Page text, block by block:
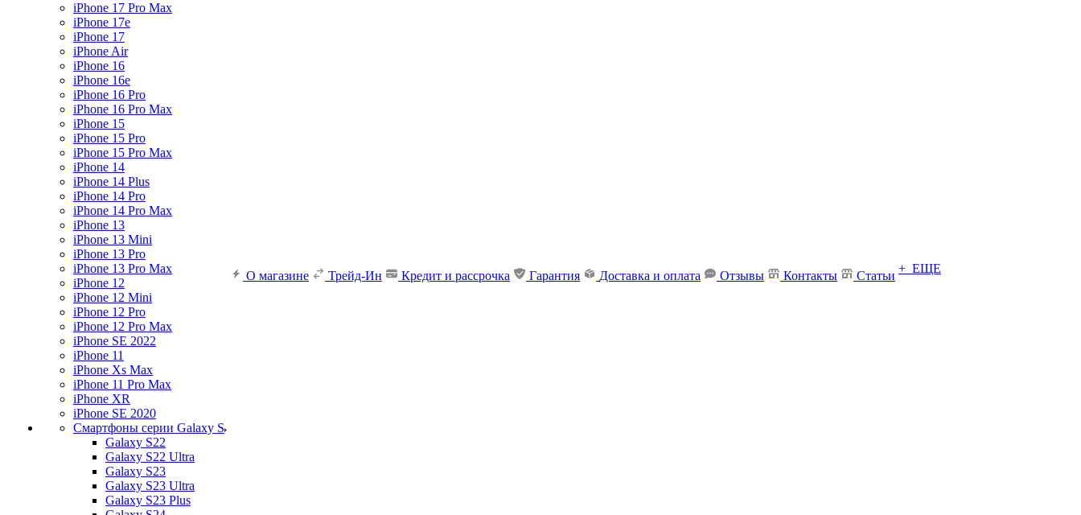
iPhone 17 Pro Max
iPhone 17e
iPhone 17
iPhone Air
iPhone 16
iPhone 16e
iPhone 16 Pro
iPhone 16 Pro Max
iPhone 15
iPhone 15 Pro
iPhone 15 Pro Max
iPhone 14
iPhone 14 Plus
iPhone 14 Pro
iPhone 14 Pro Max
iPhone 13
iPhone 13 Mini
iPhone 13 Pro
iPhone 13 Pro Max
iPhone 12
iPhone 12 Mini
iPhone 12 Pro
iPhone 12 Pro Max
iPhone SE 2022
iPhone 11
iPhone Xs Max
iPhone 11 Pro Max
iPhone XR
iPhone SE 2020
Смартфоны серии Galaxy S
Galaxy S22
Galaxy S22 Ultra
Galaxy S23
Galaxy S23 Ultra
Galaxy S23 Plus
О магазине Трейд-Ин Кредит и рассрочка Гарантия Доставка и оплата Отзывы Контакты Статьи
+ ЕЩЕ